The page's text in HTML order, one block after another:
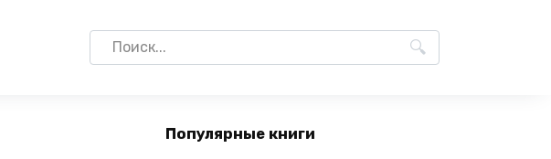
Search
for:
Популярные книги